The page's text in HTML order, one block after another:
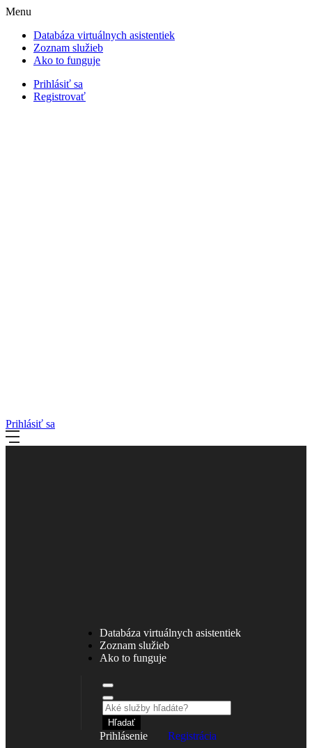
Menu
Databáza virtuálnych asistentiek
Zoznam služieb
Ako to funguje
Prihlásiť sa
Registrovať
Prihlásiť sa
Databáza virtuálnych asistentiek
Zoznam služieb
Ako to funguje
Hľadať
Prihlásenie Registrácia